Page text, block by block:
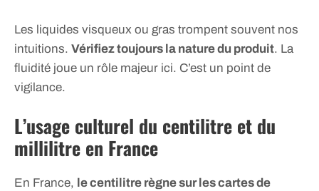
Les liquides visqueux ou gras trompent souvent nos
intuitions. Vérifiez toujours la nature du produit. La
fluidité joue un rôle majeur ici. C’est un point de
vigilance.
L’usage culturel du centilitre et du
millilitre en France
En France, le centilitre règne sur les cartes de